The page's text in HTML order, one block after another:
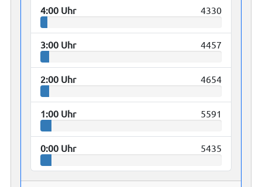
4:00 Uhr 4330
3:00 Uhr 4457
2:00 Uhr 4654
1:00 Uhr 5591
0:00 Uhr 5435